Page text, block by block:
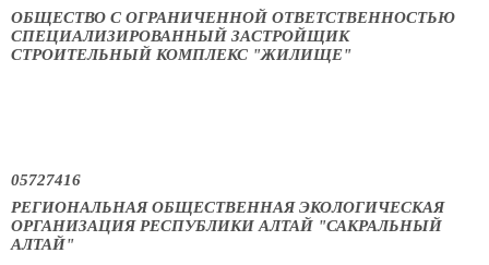
ОБЩЕСТВО С ОГРАНИЧЕННОЙ ОТВЕТСТВЕННОСТЬЮ
СПЕЦИАЛИЗИРОВАННЫЙ ЗАСТРОЙЩИК
СТРОИТЕЛЬНЫЙ КОМПЛЕКС "ЖИЛИЩЕ"
05727416
РЕГИОНАЛЬНАЯ ОБЩЕСТВЕННАЯ ЭКОЛОГИЧЕСКАЯ
ОРГАНИЗАЦИЯ РЕСПУБЛИКИ АЛТАЙ "САКРАЛЬНЫЙ
АЛТАЙ"